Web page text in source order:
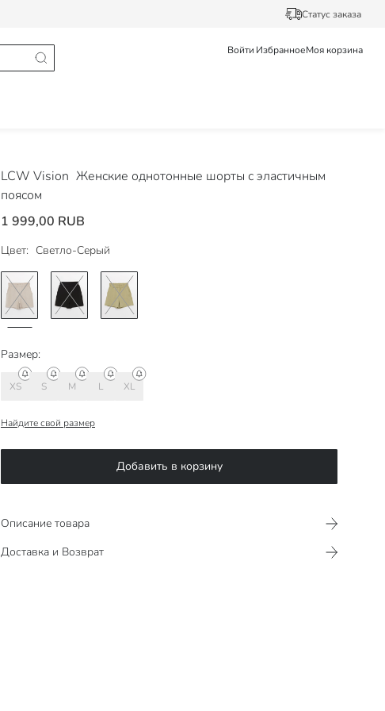
Статус заказа
Войти ИзбранноеМоя корзина
LCW Vision Женские однотонные шорты с эластичным
поясом
1 999,00 RUB
Цвет: Светло-Серый
Размер:
XS S M L XL
Найдите свой размер
Добавить в корзину
Описание товара
Доставка и Возврат